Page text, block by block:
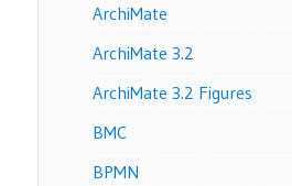
ArchiMate
ArchiMate 3.2
ArchiMate 3.2 Figures
BMC
BPMN